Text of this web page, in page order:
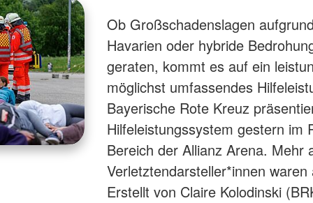
Ob Großschadenslagen
Havarien oder hybride
geraten, kommt es auf ein
möglichst umfassendes
Bayerische Rote Kreuz
Hilfeleistungssystem gestern im
Bereich der Allianz Arena. Mehr
Verletztendarsteller*innen
Erstellt von Claire Kolodinski